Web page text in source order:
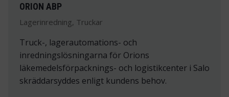
ORION ABP
Lagerinredning, Truckar
Truck-, lagerautomations- och
inredningslösningarna för Orions
läkemedelsförpacknings- och logistikcenter i Salo
skräddarsyddes enligt kundens behov.